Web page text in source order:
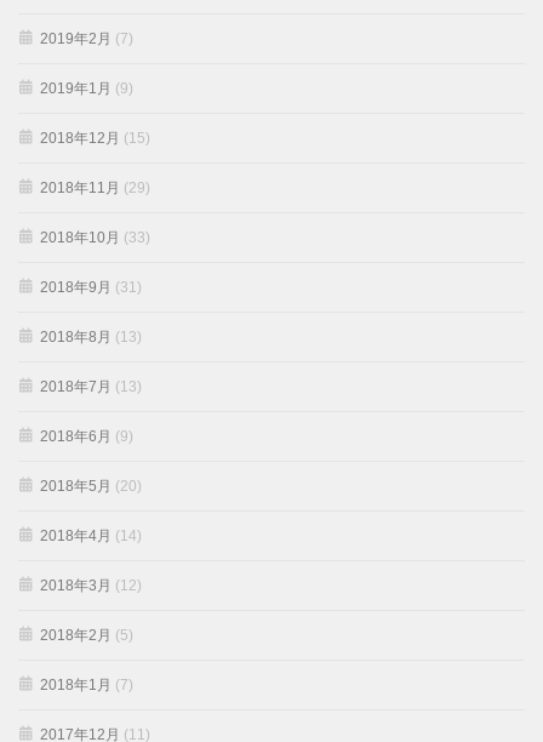
2019年2月 (7)
2019年1月 (9)
2018年12月 (15)
2018年11月 (29)
2018年10月 (33)
2018年9月 (31)
2018年8月 (13)
2018年7月 (13)
2018年6月 (9)
2018年5月 (20)
2018年4月 (14)
2018年3月 (12)
2018年2月 (5)
2018年1月 (7)
2017年12月 (11)